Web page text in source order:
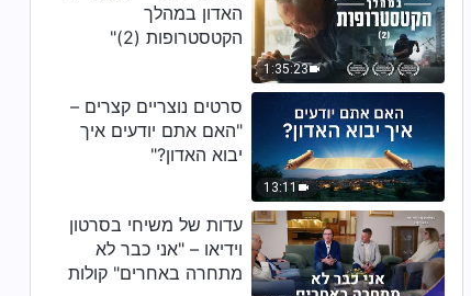
26:07
כשאמר 'נִשְׁלַם' על הצלב?"
25:48
סדרת דרשות: חיפוש אמונת אמת –
"האם רעיון השילוש הוא מוצדק?"
17:01
סדרת דרשות: חיפוש אמונת אמת –
"כיצד יושיע המושיע את האנושות
כשיגיע?"
1:35:23
האדון במהלך
הקטסטרופות (2)"
13:11
סרטים נוצריים קצרים –
"האם אתם יודעים איך
יבוא האדון?"
עדות של משיחי בסרטון
וידיאו – "אני כבר לא
מתחרה באחרים" קולות